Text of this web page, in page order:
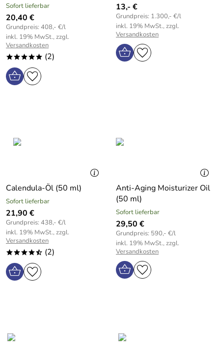
Sofort lieferbar
20,40 €
Grundpreis: 408,- €/l
inkl. 19% MwSt., zzgl.
Versandkosten
***** (2)
13,- €
Grundpreis: 1.300,- €/l
inkl. 19% MwSt., zzgl.
Versandkosten
Calendula-Öl (50 ml)
Sofort lieferbar
21,90 €
Grundpreis: 438,- €/l
inkl. 19% MwSt., zzgl.
Versandkosten
****/ (2)
Anti-Aging Moisturizer Oil
(50 ml)
Sofort lieferbar
29,50 €
Grundpreis: 590,- €/l
inkl. 19% MwSt., zzgl.
Versandkosten